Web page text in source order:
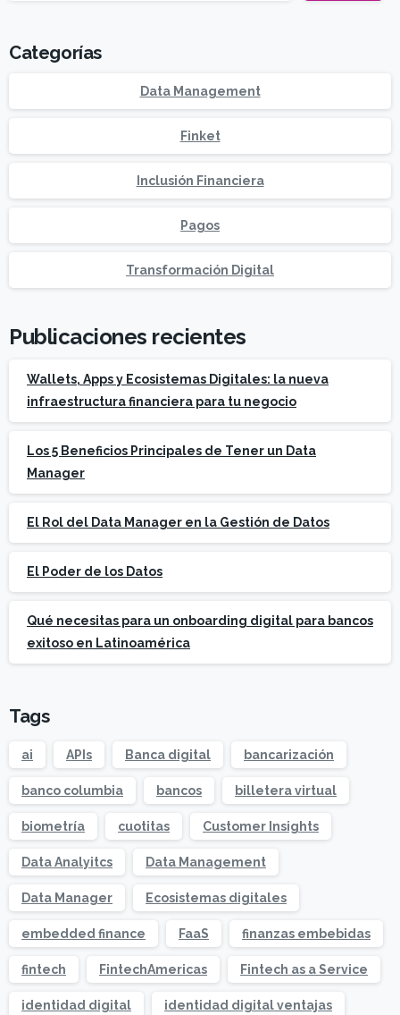
Categorías
Data Management
Finket
Inclusión Financiera
Pagos
Transformación Digital
Publicaciones recientes
Wallets, Apps y Ecosistemas Digitales: la nueva
infraestructura financiera para tu negocio
Los 5 Beneficios Principales de Tener un Data
Manager
El Rol del Data Manager en la Gestión de Datos
El Poder de los Datos
Qué necesitas para un onboarding digital para bancos
exitoso en Latinoamérica
Tags
ai APIs Banca digital bancarización
banco columbia bancos billetera virtual
biometría cuotitas Customer Insights
Data Analyitcs Data Management
Data Manager Ecosistemas digitales
embedded finance FaaS finanzas embebidas
fintech FintechAmericas Fintech as a Service
identidad digital identidad digital ventajas